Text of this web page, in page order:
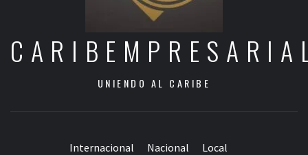
UNIENDO AL CARIBE
Internacional Nacional Local